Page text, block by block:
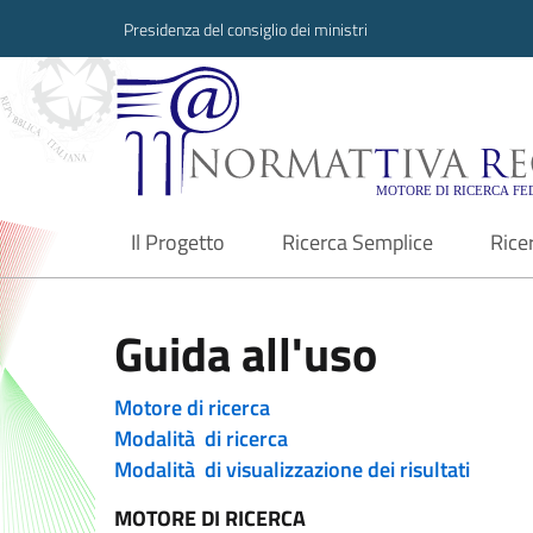
Presidenza del consiglio dei ministri
Normattiva
Il Progetto
current Ricerca Semplice
Guida all'uso
Motore di ricerca
Modalità di ricerca
Modalità di visualizzazione dei risultati
MOTORE DI RICERCA